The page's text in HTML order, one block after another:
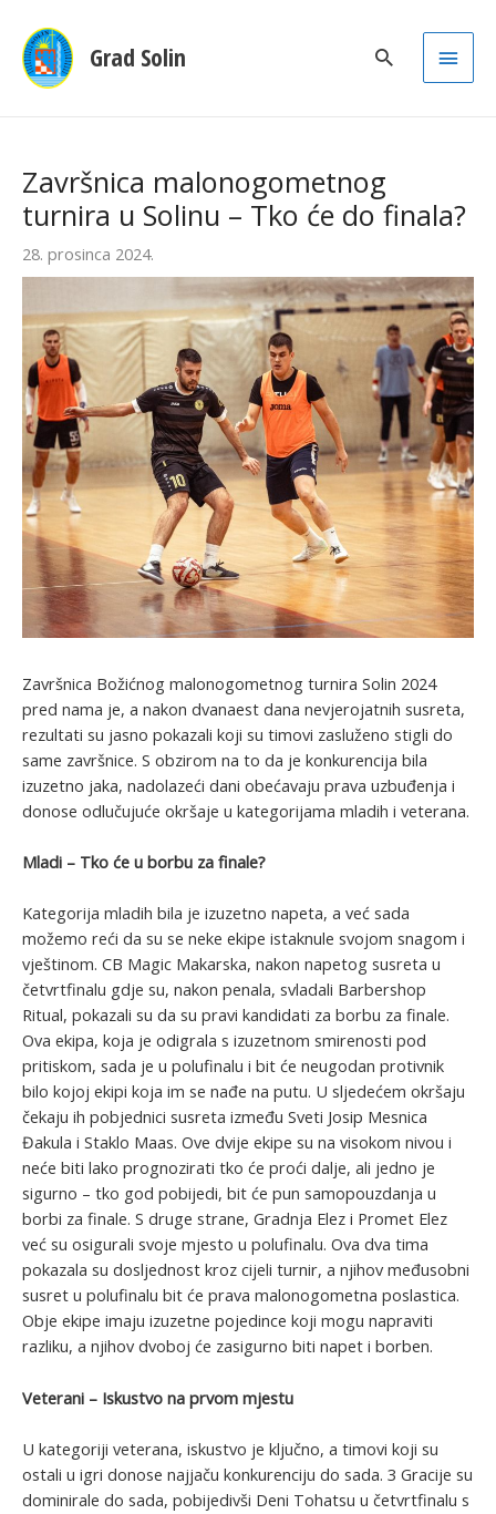
Grad Solin
Main
Završnica malonogometnog
turnira u Solinu – Tko će do finala?
28. prosinca 2024.
Završnica Božićnog malonogometnog turnira Solin 2024
pred nama je, a nakon dvanaest dana nevjerojatnih susreta,
rezultati su jasno pokazali koji su timovi zasluženo stigli do
same završnice. S obzirom na to da je konkurencija bila
izuzetno jaka, nadolazeći dani obećavaju prava uzbuđenja i
donose odlučujuće okršaje u kategorijama mladih i veterana.
Mladi – Tko će u borbu za finale?
Kategorija mladih bila je izuzetno napeta, a već sada
možemo reći da su se neke ekipe istaknule svojom snagom i
vještinom. CB Magic Makarska, nakon napetog susreta u
četvrtfinalu gdje su, nakon penala, svladali Barbershop
Ritual, pokazali su da su pravi kandidati za borbu za finale.
Ova ekipa, koja je odigrala s izuzetnom smirenosti pod
pritiskom, sada je u polufinalu i bit će neugodan protivnik
bilo kojoj ekipi koja im se nađe na putu. U sljedećem okršaju
čekaju ih pobjednici susreta između Sveti Josip Mesnica
Đakula i Staklo Maas. Ove dvije ekipe su na visokom nivou i
neće biti lako prognozirati tko će proći dalje, ali jedno je
sigurno – tko god pobijedi, bit će pun samopouzdanja u
borbi za finale. S druge strane, Gradnja Elez i Promet Elez
već su osigurali svoje mjesto u polufinalu. Ova dva tima
pokazala su dosljednost kroz cijeli turnir, a njihov međusobni
susret u polufinalu bit će prava malonogometna poslastica.
Obje ekipe imaju izuzetne pojedince koji mogu napraviti
razliku, a njihov dvoboj će zasigurno biti napet i borben.
Veterani – Iskustvo na prvom mjestu
U kategoriji veterana, iskustvo je ključno, a timovi koji su
ostali u igri donose najjaču konkurenciju do sada. 3 Gracije su
dominirale do sada, pobijedivši Deni Tohatsu u četvrtfinalu s